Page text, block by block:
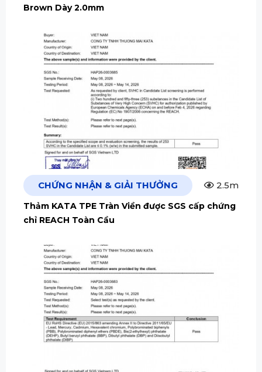
Brown Dày 2.0mm
CHỨNG NHẬN & GIẢI THƯỞNG 2.5m
Thảm KATA TPE Tràn Viền được SGS cấp chứng
chỉ REACH Toàn Cầu